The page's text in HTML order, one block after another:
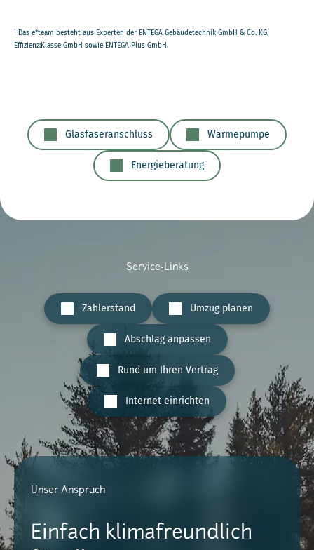
1
Das e*team besteht aus Experten der ENTEGA Gebäudetechnik GmbH & Co. KG,
Effizienz:Klasse GmbH sowie ENTEGA Plus GmbH.
Glasfaseranschluss Wärmepumpe
Energieberatung
Service-Links
Zählerstand Umzug planen
Abschlag anpassen
Rund um Ihren Vertrag
Internet einrichten
Unser Anspruch
Einfach klimafreundlich